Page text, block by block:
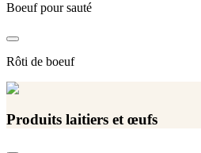
Boeuf pour sauté
Rôti de boeuf
Produits laitiers et œufs